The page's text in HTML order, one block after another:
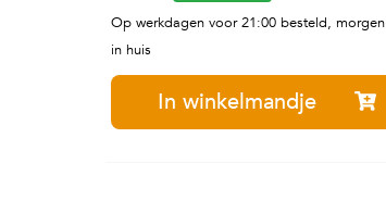
Op werkdagen voor 21:00 besteld, morgen
in huis
In winkelmandje